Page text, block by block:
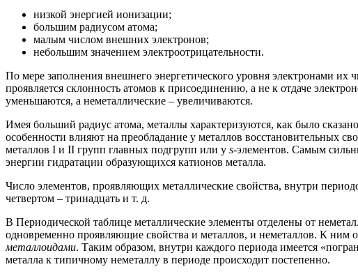
низкой энергией ионизации;
большим радиусом атома;
малым числом внешних электронов;
небольшим значением электроотрицательности.
По мере заполнения внешнего энергетического уровня электронами их
проявляется склонность атомов к присоединению, а не к отдаче
уменьшаются, а неметаллические – увеличиваются.
Имея больший радиус атома, металлы характеризуются, как было
особенности влияют на преобладание у металлов восстановительных
металлов I и II групп главных подгрупп или у s-элементов. Самым
энергии гидратации образующихся катионов металла.
Число элементов, проявляющих металлические свойства, внутри
четвертом – тринадцать и т. д.
В Периодической таблице металлические элементы отделены от
одновременно проявляющие свойства и металлов, и неметаллов. К ним
металлоидами. Таким образом, внутри каждого периода имеется
металла к типичному неметаллу в периоде происходит постепенно.